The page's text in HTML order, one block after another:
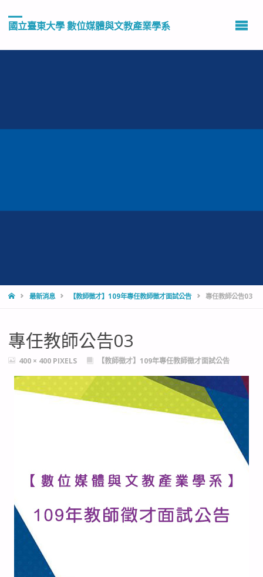
國立臺東大學 數位媒體與文教產業學系
HOME最新消息 【教師徵才】109年專任教師徵才面試公告 專任教師公告03
專任教師公告03
FULL400 × 400 PIXELS 【教師徵才】109年專任教師徵才面試公告